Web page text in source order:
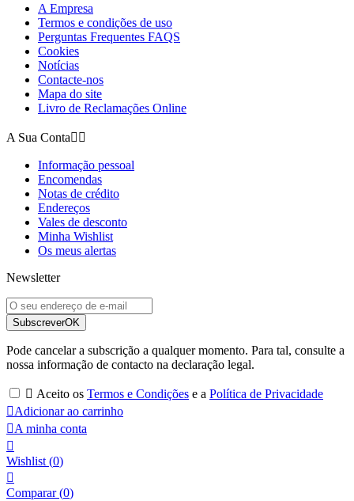
A Empresa
Termos e condições de uso
Perguntas Frequentes FAQS
Cookies
Notícias
Contacte-nos
Mapa do site
Livro de Reclamações Online
A Sua Conta 
Informação pessoal
Encomendas
Notas de crédito
Endereços
Vales de desconto
Minha Wishlist
Os meus alertas
Newsletter
SubscreverOK
Pode cancelar a subscrição a qualquer momento. Para tal, consulte a
nossa informação de contacto na declaração legal.
 Aceito os Termos e Condições e a Política de Privacidade
Adicionar ao carrinho
A minha conta

Wishlist (0)

Comparar (0)